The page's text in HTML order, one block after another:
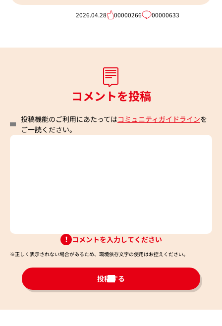
2026.04.28 00000266 00000633
コメントを投稿
投稿機能のご利用にあたってはコミュニティガイドラインを
ご一読ください。
コメントを入力してください
※正しく表示されない場合があるため、環境依存文字の使用はお控えください。​
投稿する